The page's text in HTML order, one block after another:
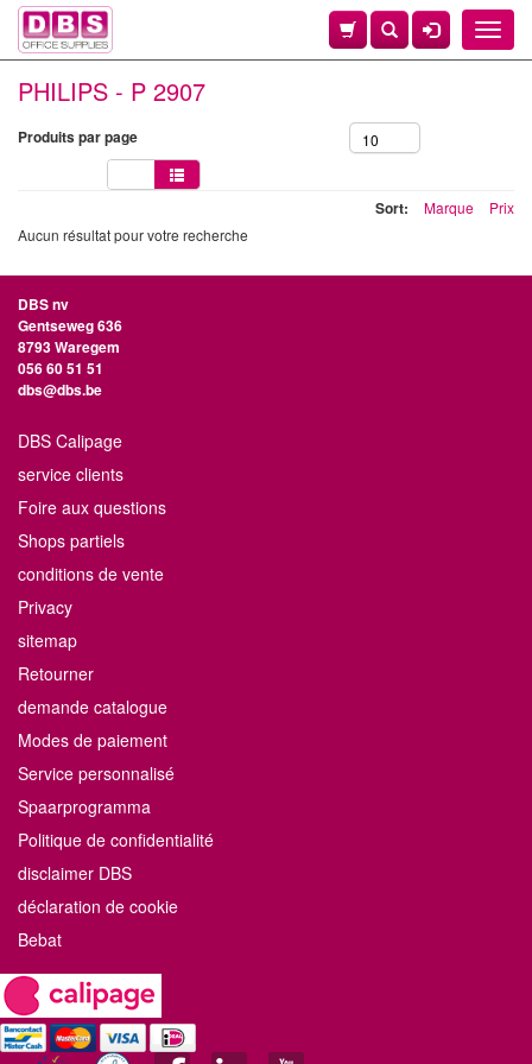
Toggle
PHILIPS - P 2907
Produits par page 10
Sort: Marque
Prix
Aucun résultat pour votre recherche
DBS nv
Gentseweg 636
8793 Waregem
056 60 51 51
dbs@dbs.be
DBS Calipage
service clients
Foire aux questions
Shops partiels
conditions de vente
Privacy
sitemap
Retourner
demande catalogue
Modes de paiement
Service personnalisé
Spaarprogramma
Politique de confidentialité
disclaimer DBS
déclaration de cookie
Bebat